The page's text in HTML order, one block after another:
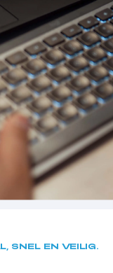
SNEL EN VEILIG.